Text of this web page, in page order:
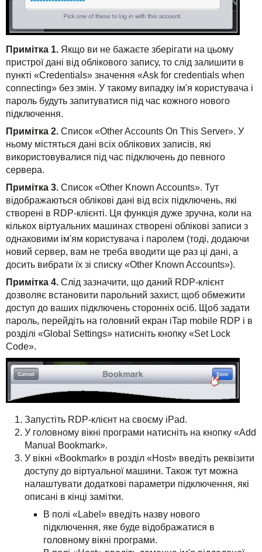
Примітка 1. Якщо ви не бажаєте зберігати на цьому
пристрої дані від облікового запису, то слід залишити в
пункті «Credentials» значення «Ask for credentials when
connecting» без змін. У такому випадку ім'я користувача і
пароль будуть запитуватися під час кожного нового
підключення.
Примітка 2. Список «Other Accounts On This Server». У
ньому містяться дані всіх облікових записів, які
використовувалися під час підключень до певного
сервера.
Примітка 3. Список «Other Known Accounts». Тут
відображаються облікові дані від всіх підключень, які
створені в RDP-клієнті. Ця функція дуже зручна, коли на
кількох віртуальних машинах створені облікові записи з
однаковими ім'ям користувача і паролем (тоді, додаючи
новий сервер, вам не треба вводити ще раз ці дані, а
досить вибрати їх зі списку «Other Known Accounts»).
Примітка 4. Слід зазначити, що даний RDP-клієнт
дозволяє встановити парольний захист, щоб обмежити
доступ до ваших підключень сторонніх осіб. Щоб задати
пароль, перейдіть на головний екран iTap mobile RDP і в
розділі «Global Settings» натисніть кнопку «Set Lock
Code».
Запустіть RDP-клієнт на своєму iPad.
У головному вікні програми натисніть на кнопку «Add
Manual Bookmark».
У вікні «Bookmark» в розділ «Host» введіть реквізити
доступу до віртуальної машини. Також тут можна
налаштувати додаткові параметри підключення, які
описані в кінці замітки.
В полі «Label» введіть назву нового
підключення, яке буде відображатися в
головному вікні програми.